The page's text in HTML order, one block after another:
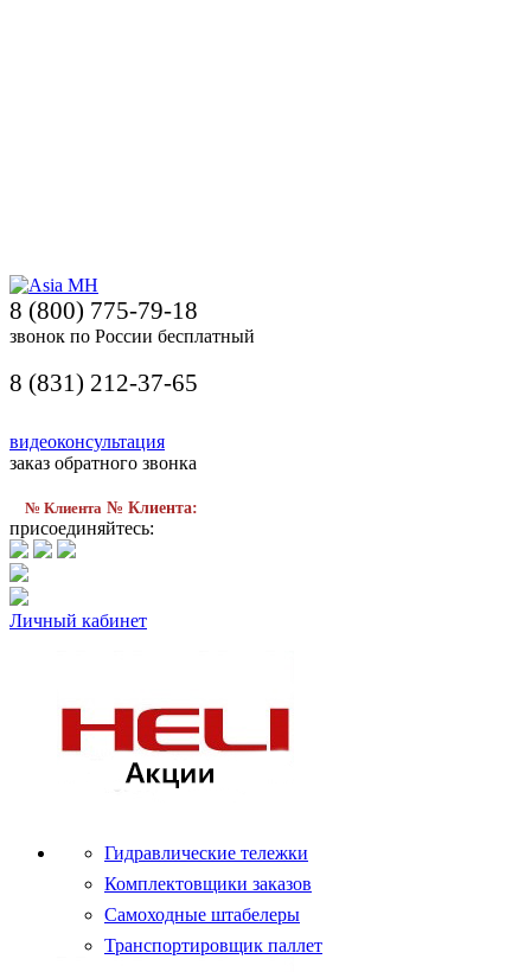
8 (800) 775-79-18
звонок по России бесплатный
8 (831) 212-37-65
видеоконсультация
заказ обратного звонка
№ Клиента № Клиента:
присоединяйтесь:
Личный кабинет
Гидравлические тележки
Комплектовщики заказов
Самоходные штабелеры
Транспортировщик паллет